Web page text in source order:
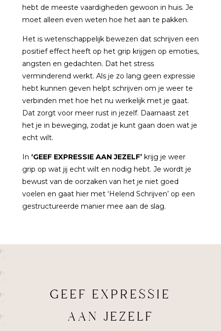
hebt de meeste vaardigheden gewoon in huis. Je
moet alleen even weten hoe het aan te pakken.
Het is wetenschappelijk bewezen dat schrijven een
positief effect heeft op het grip krijgen op emoties,
angsten en gedachten. Dat het stress
verminderend werkt. Als je zo lang geen expressie
hebt kunnen geven helpt schrijven om je weer te
verbinden met hoe het nu werkelijk met je gaat.
Dat zorgt voor meer rust in jezelf. Daarnaast zet
het je in beweging, zodat je kunt gaan doen wat je
echt wilt.
In ‘GEEF EXPRESSIE AAN JEZELF’krijg je weer
grip op wat jij echt wilt en nodig hebt. Je wordt je
bewust van de oorzaken van het je niet goed
voelen en gaat hier met ‘Helend Schrijven’ op een
gestructureerde manier mee aan de slag.
GEEF EXPRESSIE
AAN JEZELF